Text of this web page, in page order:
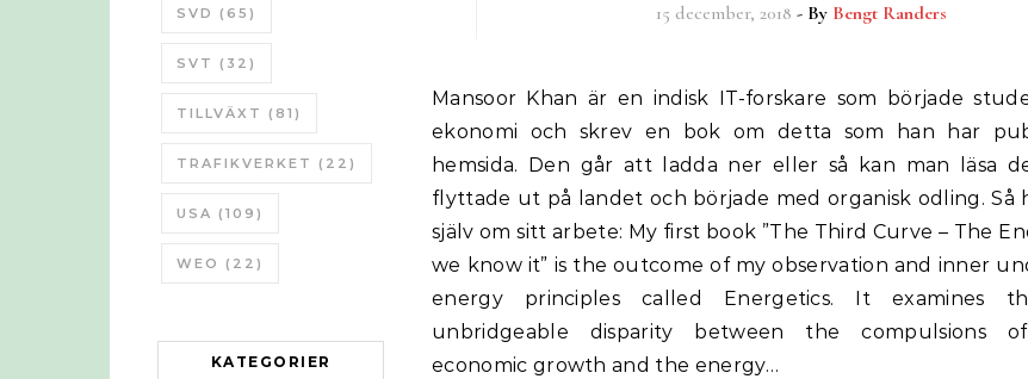
SVD (65)
SVT (32)
TILLVÄXT (81)
TRAFIKVERKET (22)
USA (109)
WEO (22)
KATEGORIER
15 december, 2018 - By Bengt Randers
Mansoor Khan är en indisk IT-forskare som började studera energi och
ekonomi och skrev en bok om detta som han har
hemsida. Den går att ladda ner eller så kan man läsa
flyttade ut på landet och började med organisk odling. Så
själv om sitt arbete: My first book ”The Third Curve – The
we know it” is the outcome of my observation and inner
energy principles called Energetics. It examines
unbridgeable disparity between the compulsions
economic growth and the energy…